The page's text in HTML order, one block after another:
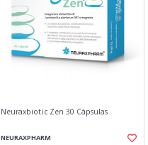
Neuraxbiotic Zen 30 Cápsulas
NEURAXPHARM